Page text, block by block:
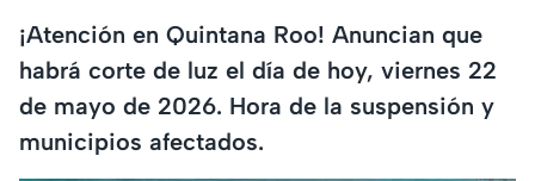
¡Atención en Quintana Roo! Anuncian que
habrá corte de luz el día de hoy, viernes 22
de mayo de 2026. Hora de la suspensión y
municipios afectados.